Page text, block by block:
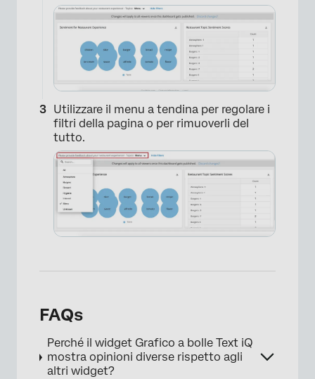
Utilizzare il menu a tendina per regolare i
filtri della pagina o per rimuoverli del
tutto.
FAQs
Perché il widget Grafico a bolle Text iQ
mostra opinioni diverse rispetto agli
altri widget?